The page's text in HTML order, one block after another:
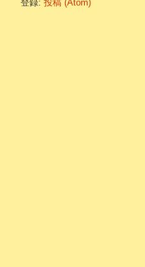
登録: 投稿 (Atom)